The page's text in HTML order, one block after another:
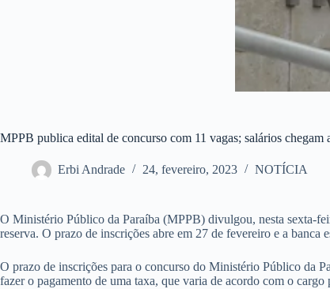
MPPB publica edital de concurso com 11 vagas; salários chegam
Erbi Andrade 24, fevereiro, 2023 NOTÍCIA
O Ministério Público da Paraíba (MPPB) divulgou, nesta sexta-
reserva. O prazo de inscrições abre em 27 de fevereiro e a
O prazo de inscrições para o concurso do Ministério Público da
fazer o pagamento de uma taxa, que varia de acordo com o